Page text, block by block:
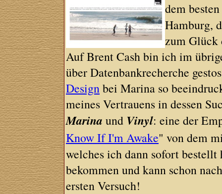
dem
Hamburg,
zum Glück
Auf Brent Cash bin ich im
über Datenbankrecherche
Designbei Marina so
meines Vertrauens in dessen
Marina und Vinyl: eine der
Know If I'm Awake" von dem
welches ich dann sofort
bekommen und kann schon
ersten Versuch!